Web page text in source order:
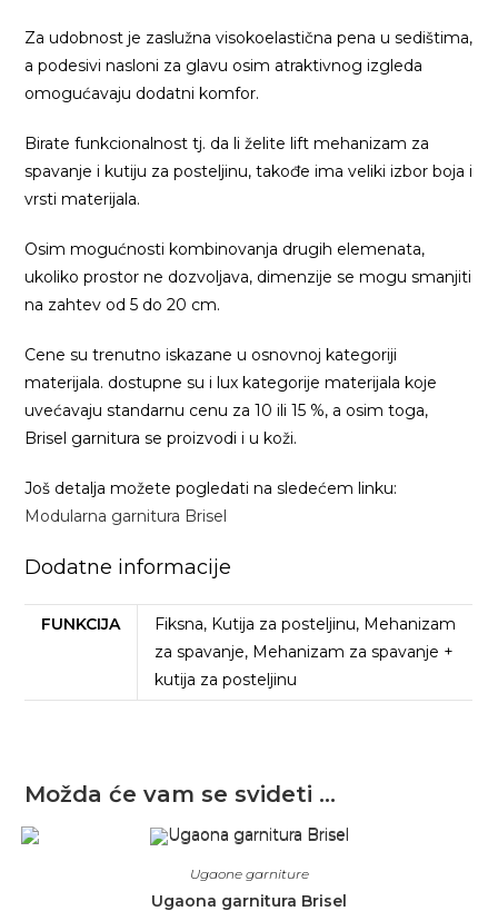
Za udobnost je zaslužna visokoelastična pena u sedištima,
a podesivi nasloni za glavu osim atraktivnog izgleda
omogućavaju dodatni komfor.
Birate funkcionalnost tj. da li želite lift mehanizam za
spavanje i kutiju za posteljinu, takođe ima veliki izbor boja i
vrsti materijala.
Osim mogućnosti kombinovanja drugih elemenata,
ukoliko prostor ne dozvoljava, dimenzije se mogu smanjiti
na zahtev od 5 do 20 cm.
Cene su trenutno iskazane u osnovnoj kategoriji
materijala. dostupne su i lux kategorije materijala koje
uvećavaju standarnu cenu za 10 ili 15 %, a osim toga,
Brisel garnitura se proizvodi i u koži.
Još detalja možete pogledati na sledećem linku:
Modularna garnitura Brisel
Dodatne informacije
FUNKCIJA
Fiksna, Kutija za posteljinu, Mehanizam
za spavanje, Mehanizam za spavanje +
kutija za posteljinu
Možda će vam se svideti …
Ugaone garniture
Ugaona garnitura Brisel